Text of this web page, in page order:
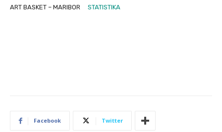
ART BASKET – MARIBOR STATISTIKA
Facebook Twitter